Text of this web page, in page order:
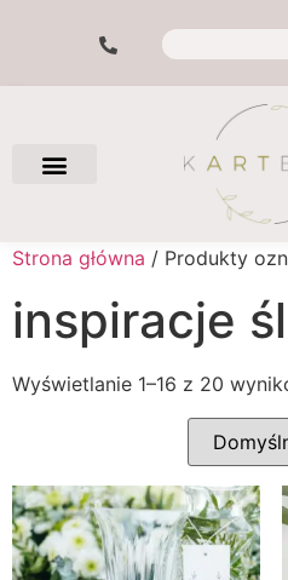
Strona główna / Produkty
inspiracje
Wyświetlanie 1–16 z 20